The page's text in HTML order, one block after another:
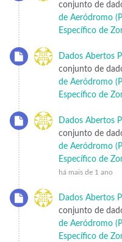
conjunto de
de Aeródromo
Específico de
Dados Abertos
conjunto de
de Aeródromo
Específico de
Dados Abertos
conjunto de
de Aeródromo
Específico de
há mais de 1 ano
Dados Abertos
conjunto de
de Aeródromo
Específico de